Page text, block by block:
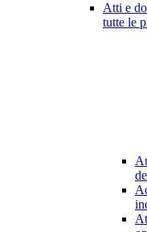
Atti e
tutte le